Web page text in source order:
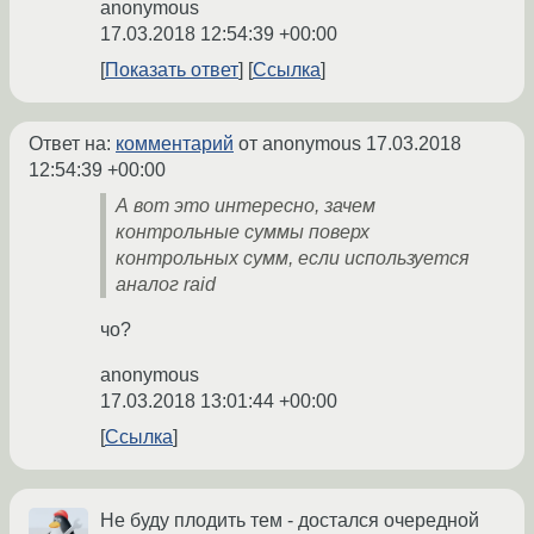
anonymous
17.03.2018 12:54:39 +00:00
Показать ответ
Ссылка
Ответ на: комментарий от anonymous 17.03.2018
12:54:39 +00:00
А вот это интересно, зачем
контрольные суммы поверх
контрольных сумм, если используется
аналог raid
чо?
anonymous
17.03.2018 13:01:44 +00:00
Ссылка
Не буду плодить тем - достался очередной